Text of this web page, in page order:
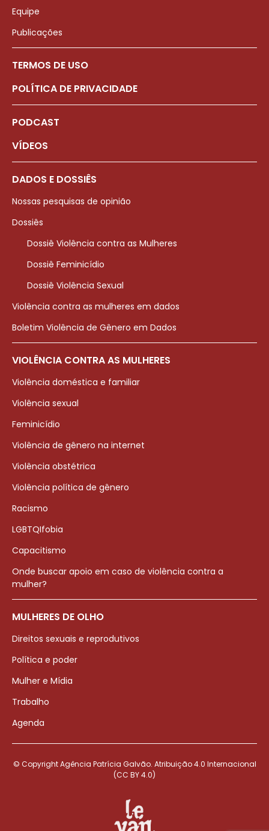
Equipe
Publicações
TERMOS DE USO
POLÍTICA DE PRIVACIDADE
PODCAST
VÍDEOS
DADOS E DOSSIÊS
Nossas pesquisas de opinião
Dossiês
Dossiê Violência contra as Mulheres
Dossiê Feminicídio
Dossiê Violência Sexual
Violência contra as mulheres em dados
Boletim Violência de Gênero em Dados
VIOLÊNCIA CONTRA AS MULHERES
Violência doméstica e familiar
Violência sexual
Feminicídio
Violência de gênero na internet
Violência obstétrica
Violência política de gênero
Racismo
LGBTQIfobia
Capacitismo
Onde buscar apoio em caso de violência contra a
mulher?
MULHERES DE OLHO
Direitos sexuais e reprodutivos
Política e poder
Mulher e Mídia
Trabalho
Agenda
© Copyright Agência Patrícia Galvão. Atribuição 4.0 Internacional
(CC BY 4.0)